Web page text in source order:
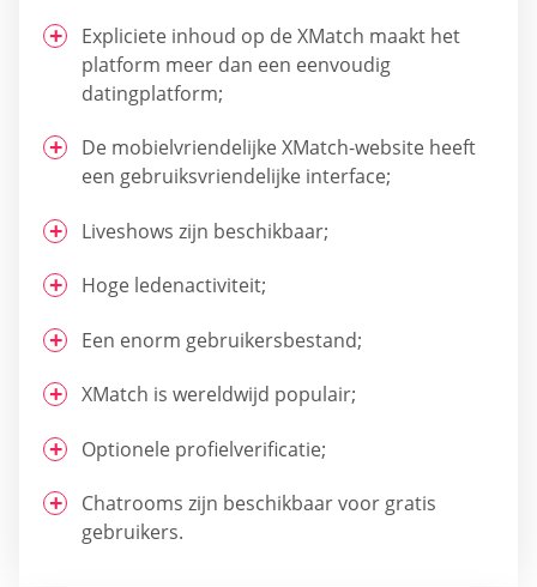
Expliciete inhoud op de XMatch maakt het
platform meer dan een eenvoudig
datingplatform;
De mobielvriendelijke XMatch-website heeft
een gebruiksvriendelijke interface;
Liveshows zijn beschikbaar;
Hoge ledenactiviteit;
Een enorm gebruikersbestand;
XMatch is wereldwijd populair;
Optionele profielverificatie;
Chatrooms zijn beschikbaar voor gratis
gebruikers.